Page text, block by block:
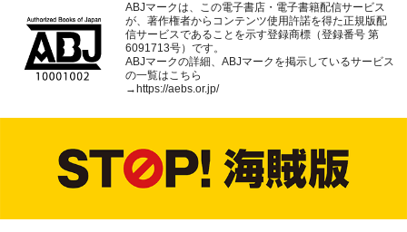
ABJマークは、この電子書店・電子書籍配信サービス
が、著作権者からコンテンツ使用許諾を得た正規版配
信サービスであることを示す登録商標（登録番号 第
6091713号）です。
ABJマークの詳細、ABJマークを掲示しているサービス
の一覧はこちら
→ https://aebs.or.jp/